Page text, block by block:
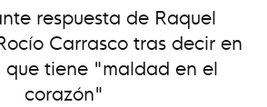
respuesta de Raquel
Carrasco tras decir en
tiene "maldad en el
corazón"